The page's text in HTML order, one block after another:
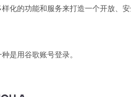
化的功能和服务来打造一个开放、安
是用谷歌账号登录。